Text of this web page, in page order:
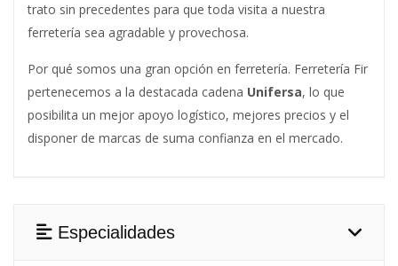
trato sin precedentes para que toda visita a nuestra
ferretería sea agradable y provechosa.
Por qué somos una gran opción en ferretería. Ferretería Fir
pertenecemos a la destacada cadena Unifersa, lo que
posibilita un mejor apoyo logístico, mejores precios y el
disponer de marcas de suma confianza en el mercado.
Especialidades